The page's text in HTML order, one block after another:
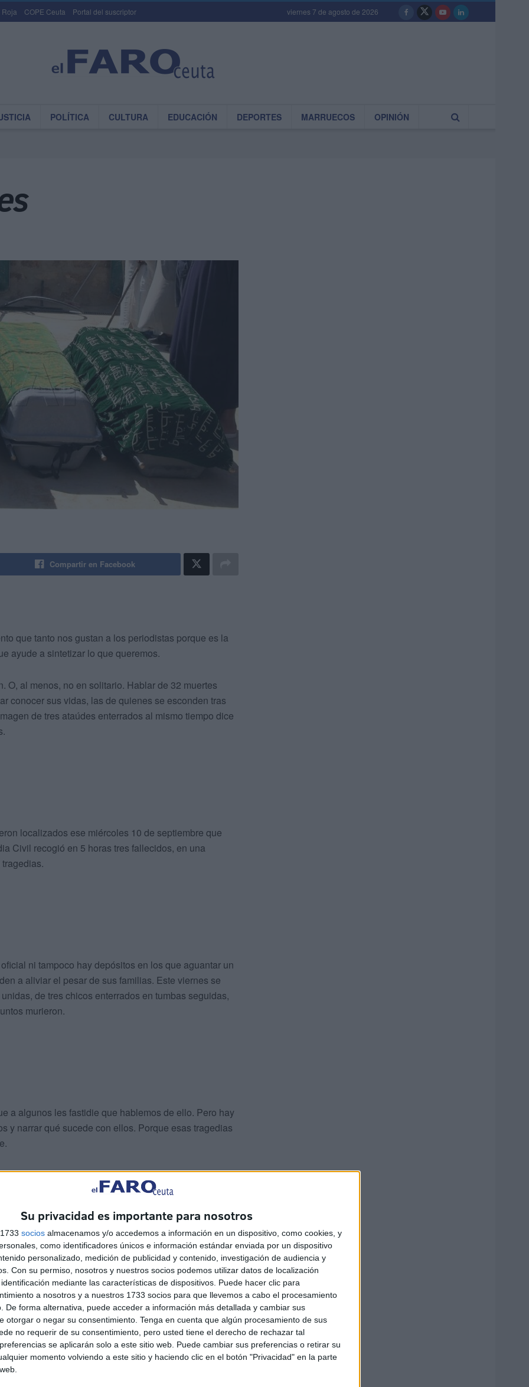
Su privacidad es importante para nosotros
socios almacenamos y/o accedemos a información en un dispositivo, como cookies, y
como identificadores únicos e información estándar enviada por un dispositivo
personalizado, medición de publicidad y contenido, investigación de audiencia y
Con su permiso, nosotros y nuestros socios podemos utilizar datos de localización
mediante las características de dispositivos. Puede hacer clic para
a nosotros y a nuestros 1733 socios para que llevemos a cabo el procesamiento
De forma alternativa, puede acceder a información más detallada y cambiar sus
otorgar o negar su consentimiento. Tenga en cuenta que algún procesamiento de sus
no requerir de su consentimiento, pero usted tiene el derecho de rechazar tal
se aplicarán solo a este sitio web. Puede cambiar sus preferencias o retirar su
momento volviendo a este sitio y haciendo clic en el botón "Privacidad" en la parte
Roja COPE Ceuta Portal del suscriptor viernes 7 de agosto de 2026
POLÍTICA CULTURA EDUCACIÓN DEPORTES MARRUECOS OPINIÓN
Compartir en Facebook
que tanto nos gustan a los periodistas porque es la
ayude a sintetizar lo que queremos.
O, al menos, no en solitario. Hablar de 32 muertes
conocer sus vidas, las de quienes se esconden tras
de tres ataúdes enterrados al mismo tiempo dice
localizados ese miércoles 10 de septiembre que
Civil recogió en 5 horas tres fallecidos, en una
ni tampoco hay depósitos en los que aguantar un
a aliviar el pesar de sus familias. Este viernes se
de tres chicos enterrados en tumbas seguidas,
murieron.
a algunos les fastidie que hablemos de ello. Pero hay
y narrar qué sucede con ellos. Porque esas tragedias
fracaso. Porque toda muerte lo es, un fracaso de la
que nunca terminarán.
Disparos en el Príncipe y un
herido por arma blanca